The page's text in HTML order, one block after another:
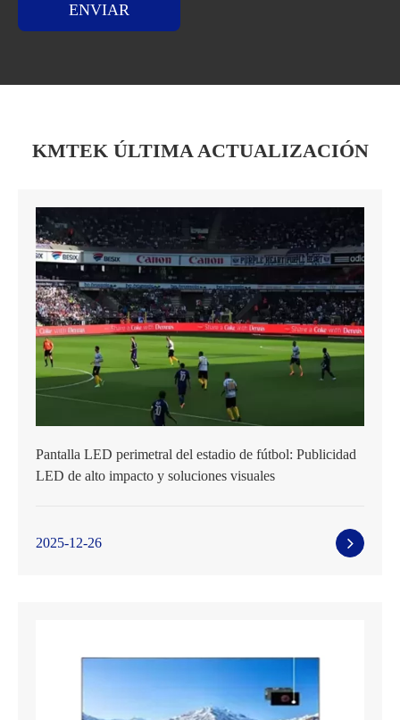
ENVIAR
KMTEK ÚLTIMA ACTUALIZACIÓN
Pantalla LED perimetral del estadio de fútbol: Publicidad
LED de alto impacto y soluciones visuales
2025-12-26